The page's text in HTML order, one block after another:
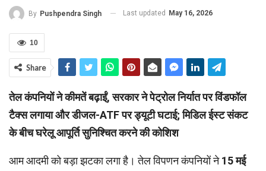
By Pushpendra Singh Last updated May 16, 2026
10
Share
तेल कंपनियों ने कीमतें बढ़ाईं, सरकार ने पेट्रोल निर्यात पर विंडफॉल
टैक्स लगाया और डीजल-ATF पर ड्यूटी घटाई; मिडिल ईस्ट संकट
के बीच घरेलू आपूर्ति सुनिश्चित करने की कोशिश
आम आदमी को बड़ा झटका लगा है। तेल विपणन कंपनियों ने15 मई